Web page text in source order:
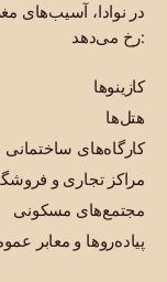
در نوادا، آسیب‌های
رخ می‌دهد:
کازینوها
هتل‌ها
کارگاه‌های ساختمانی
مراکز تجاری و
مجتمع‌های مسکونی
پیاده‌روها و معابر